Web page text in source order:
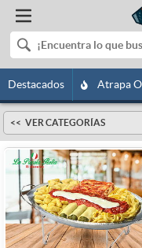
Destacados Atrapa
VER CATEGORÍAS